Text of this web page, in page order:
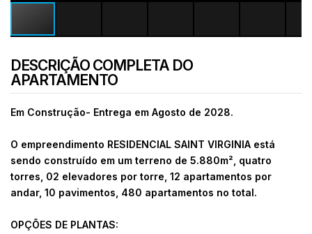
DESCRIÇÃO COMPLETA DO
APARTAMENTO
Em Construção- Entrega em Agosto de 2028.
O empreendimento RESIDENCIAL SAINT VIRGINIA está
sendo construído em um terreno de 5.880m², quatro
torres, 02 elevadores por torre, 12 apartamentos por
andar, 10 pavimentos, 480 apartamentos no total.
OPÇÕES DE PLANTAS: